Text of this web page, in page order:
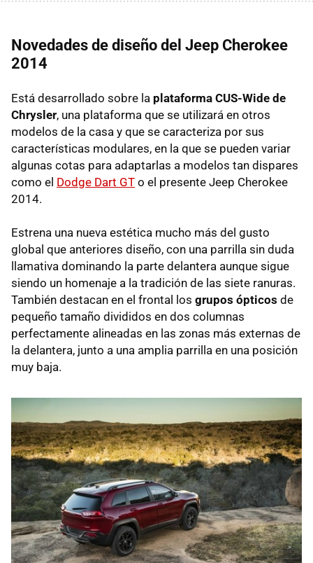
Novedades de diseño del Jeep Cherokee
2014
Está desarrollado sobre la plataforma CUS-Wide de
Chrysler, una plataforma que se utilizará en otros
modelos de la casa y que se caracteriza por sus
características modulares, en la que se pueden variar
algunas cotas para adaptarlas a modelos tan dispares
como el Dodge Dart GT o el presente Jeep Cherokee
2014.
Estrena una nueva estética mucho más del gusto
global que anteriores diseño, con una parrilla sin duda
llamativa dominando la parte delantera aunque sigue
siendo un homenaje a la tradición de las siete ranuras.
También destacan en el frontal los grupos ópticos de
pequeño tamaño divididos en dos columnas
perfectamente alineadas en las zonas más externas de
la delantera, junto a una amplia parrilla en una posición
muy baja.